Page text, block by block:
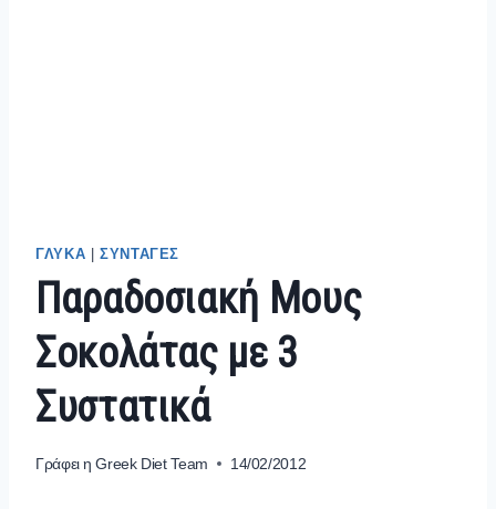
ΓΛΥΚΑ |ΣΥΝΤΑΓΕΣ
Παραδοσιακή Μους
Σοκολάτας με 3
Συστατικά
Γράφει η Greek Diet Team 14/02/2012